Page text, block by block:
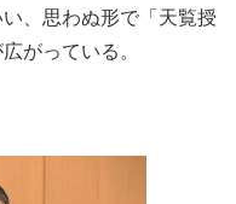
、思わぬ形で「天覧授
がっている。